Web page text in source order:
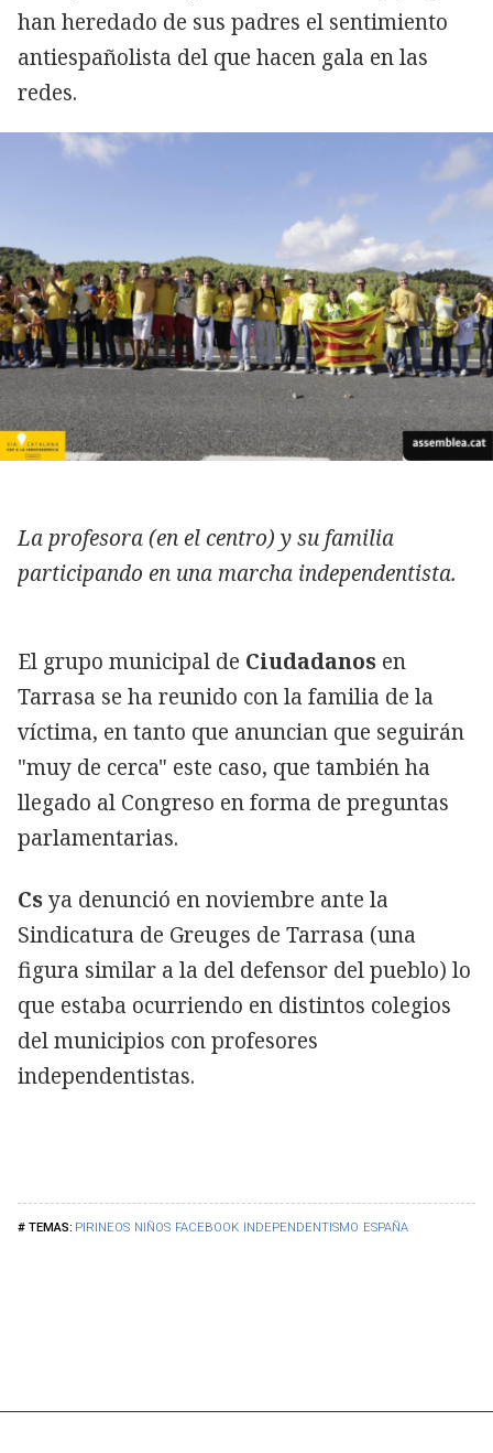
PIRINEOS NIÑOS FACEBOOK INDEPENDENTISMO ESPAÑA
han heredado de sus padres el sentimiento
antiespañolista del que hacen gala en las
redes.
La profesora (en el centro) y su familia
participando en una marcha independentista.
El grupo municipal de Ciudadanos en
Tarrasa se ha reunido con la familia de la
víctima, en tanto que anuncian que seguirán
"muy de cerca" este caso, que también ha
llegado al Congreso en forma de preguntas
parlamentarias.
Csya denunció en noviembre ante la
Sindicatura de Greuges de Tarrasa (una
figura similar a la del defensor del pueblo) lo
que estaba ocurriendo en distintos colegios
del municipios con profesores
independentistas.